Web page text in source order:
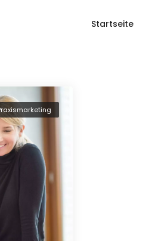
Startseite